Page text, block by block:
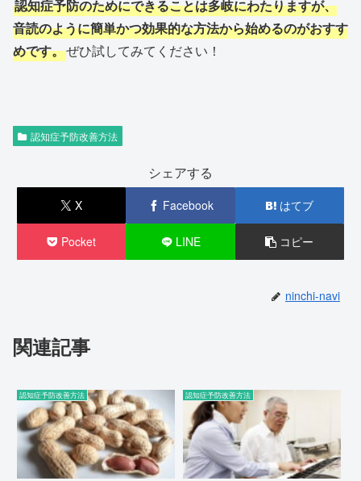
認知症予防のためにできることは多岐にわたりますが、
音読のように簡単かつ効果的な方法から始めるのがおすす
めです。ぜひ試してみてください！
認知症予防改善方法
シェアする
X Facebook はてブ
Pocket LINE コピー
ninchi-navi
関連記事
認知症予防改善方法 認知症予防改善方法